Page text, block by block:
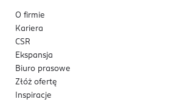
O firmie
Kariera
CSR
Ekspansja
Biuro prasowe
Złóż ofertę
Inspiracje